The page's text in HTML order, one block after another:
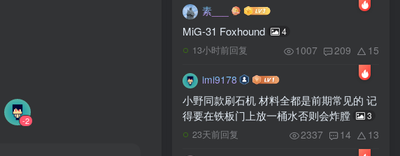
-2
素___
MiG-31 Foxhound 4
13小时前回复 1007 209 15
imi9178
小野同款刷石机 材料全都是前期常见的 记
得要在铁板门上放一桶水否则会炸膛
3
23天前回复 2337 14 13